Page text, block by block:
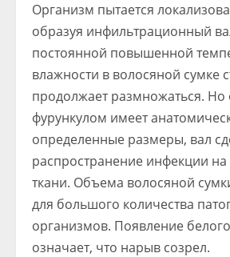
Организм пытается
образуя инфильтрационный
постоянной повышенной
влажности в волосяной сумке
продолжает размножаться. Но
фурункулом имеет
определенные размеры, вал
распространение инфекции на
ткани. Объема волосяной
для большого количества
организмов. Появление
означает, что нарыв созрел.